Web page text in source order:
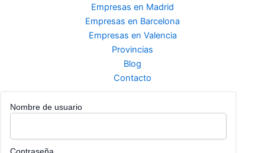
Empresas en Madrid
Empresas en Barcelona
Empresas en Valencia
Provincias
Blog
Contacto
Nombre de usuario